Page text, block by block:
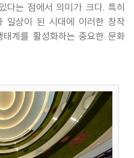
다는 점에서 의미가 크다. 특히
일상이 된 시대에 이러한 창작
계를 활성화하는 중요한 문화